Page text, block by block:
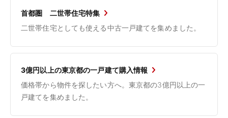
首都圏 二世帯住宅特集
二世帯住宅としても使える中古一戸建てを集めました。
3億円以上の東京都の一戸建て購入情報
価格帯から物件を探したい方へ。東京都の3億円以上の一
戸建てを集めました。